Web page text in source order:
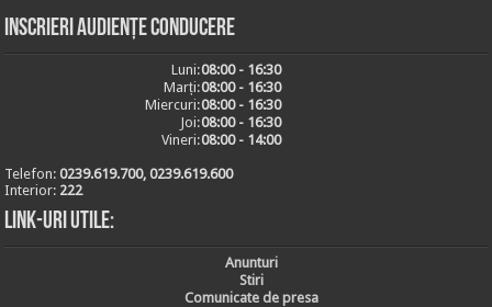
Inscrieri audiențe conducere
Luni:08:00 - 16:30
Marți:08:00 - 16:30
Miercuri:08:00 - 16:30
Joi:08:00 - 16:30
Vineri:08:00 - 14:00
Telefon:0239.619.700, 0239.619.600
Interior: 222
Link-uri utile:
Anunturi
Stiri
Comunicate de presa